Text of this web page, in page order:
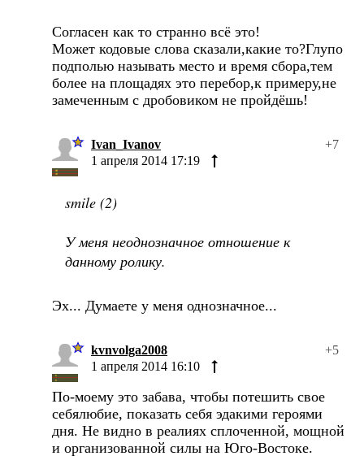
Согласен как то странно всё это!
Может кодовые слова сказали,какие то?Глупо
подполью называть место и время сбора,тем
более на площадях это перебор,к примеру,не
замеченным с дробовиком не пройдёшь!
Ivan_Ivanov
+7
1 апреля 2014 17:19
smile (2)
У меня неоднозначное отношение к
данному ролику.
Эх... Думаете у меня однозначное...
kvnvolga2008
+5
1 апреля 2014 16:10
По-моему это забава, чтобы потешить свое
себялюбие, показать себя эдакими героями
дня. Не видно в реалиях сплоченной, мощной
и организованной силы на Юго-Востоке.